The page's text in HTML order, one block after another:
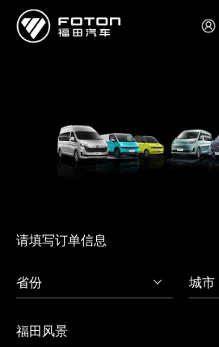
澳大利亚
请填写订单信息